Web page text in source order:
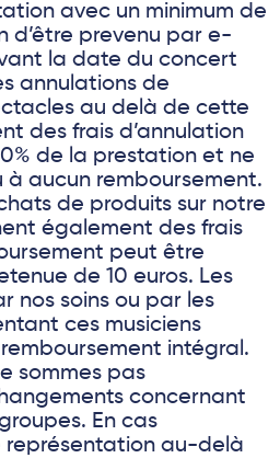
avec un minimum de
d’être prevenu par e-
la date du concert
annulations de
au delà de cette
des frais d’annulation
de la prestation et ne
à aucun remboursement.
de produits sur notre
également des frais
peut être
de 10 euros. Les
nos soins ou par les
ces musiciens
intégral.
sommes pas
concernant
En cas
représentation au-delà